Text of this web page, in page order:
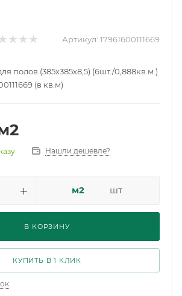
Артикул: 17961600111669
полов (385х385х8,5) (6шт./0,888кв.м.)
(в кв.м)
Нашли дешевле?
м2 шт
В КОРЗИНУ
КУПИТЬ В 1 КЛИК